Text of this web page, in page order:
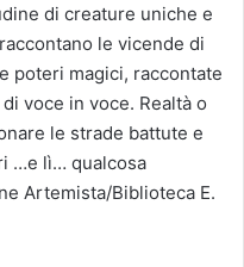
di creature uniche e
le vicende di
poteri magici, raccontate
voce in voce. Realtà o
le strade battute e
…e lì… qualcosa
Artemista/Biblioteca E.